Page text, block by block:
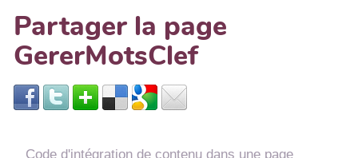
Partager la page
GererMotsClef
Code d'intégration de contenu dans une page